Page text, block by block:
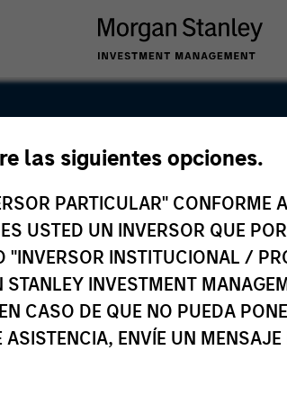
las siguientes opciones.
PARTICULAR" CONFORME
USTED UN INVERSOR QUE
INSTITUCIONAL /
INVESTMENT
CASO DE QUE NO PUEDA
ENVÍE UN